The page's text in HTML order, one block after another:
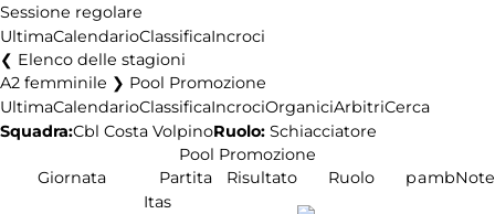
Sessione regolare
UltimaCalendarioClassificaIncroci
Elenco delle stagioni
A2 femminile ❯ Pool Promozione
UltimaCalendarioClassificaIncrociOrganiciArbitriCerca
Squadra:Cbl Costa VolpinoRuolo: Schiacciatore
Pool Promozione
Giornata
Partita Risultato Ruolo pambNote
Itas